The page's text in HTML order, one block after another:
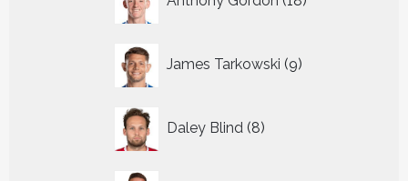
producten
James Tarkowski 9
producten
Daley Blind 8
producten